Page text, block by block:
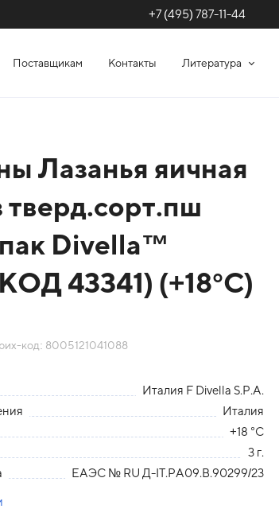
+7 (495) 787-11-44
Поставщикам Контакты Литература
Лазанья яичная
Divella™
43341) (+18°С)
код: 8005121041088
Италия F Divella S.P.A.
Италия
+18 °С
3 г.
ЕАЭС № RU Д-IT.PA09.B.90299/23